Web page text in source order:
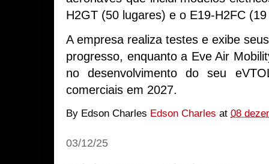
H2GT (50 lugares) e o E19-H2FC
A empresa realiza testes e exibe
progresso, enquanto a Eve Air
no desenvolvimento do seu
comerciais em 2027.
By Edson Charles Edson Charles at 08
03/12/25